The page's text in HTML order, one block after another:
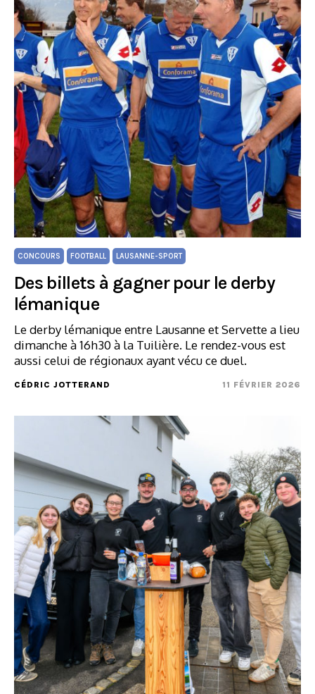
CONCOURS FOOTBALL LAUSANNE-SPORT
Des billets à gagner pour le derby
lémanique
Le derby lémanique entre Lausanne et Servette a lieu
dimanche à 16h30 à la Tuilière. Le rendez-vous est
aussi celui de régionaux ayant vécu ce duel.
CÉDRIC JOTTERAND 11 FÉVRIER 2026